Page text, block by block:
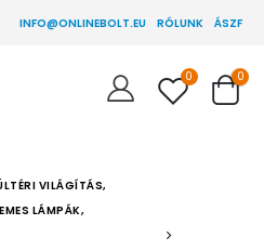
INFO@ONLINEBOLT.EU RÓLUNK ÁSZF
0 0
VILÁGÍTÁS,
LÁMPÁK,